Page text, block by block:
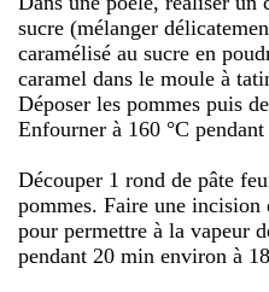
sucre (mélanger
caramélisé au sucre en
caramel dans le moule à
Déposer les pommes puis
Enfourner à 160 °C
Découper 1 rond de pâte
pommes. Faire une
pour permettre à la vapeur
pendant 20 min environ à